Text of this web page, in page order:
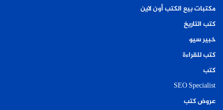
مكتبات بيع الكتب أون لاين
كتب التاريخ
خبير سيو
كتب للقراءة
كتب
SEO Specialist
عروض كتب